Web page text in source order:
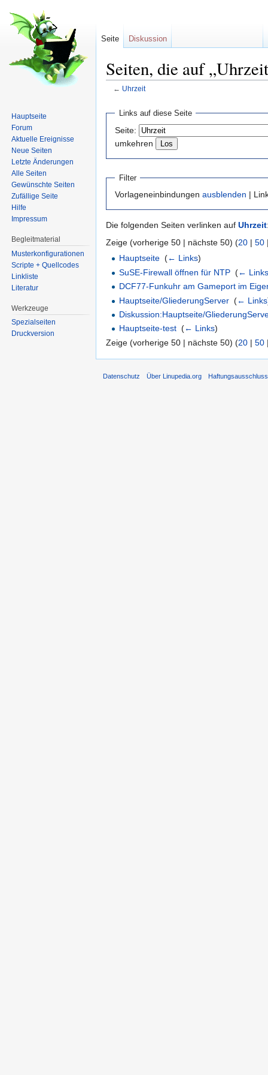
Seiten, die auf
← Uhrzeit
Links auf diese Seite
Seite:
umkehren
Filter
Vorlageneinbindungen ausblenden |
Die folgenden Seiten verlinken auf Uhrzeit
Zeige (vorherige 50 | nächste 50) (20 | 50
Hauptseite ‎(← Links)
SuSE-Firewall öffnen für NTP ‎(←
DCF77-Funkuhr am Gameport im
Hauptseite/GliederungServer ‎(← Links
Diskussion:Hauptseite/
Hauptseite-test ‎(← Links)
Zeige (vorherige 50 | nächste 50) (20 | 50
Seite Diskussion
Hauptseite
Forum
Aktuelle Ereignisse
Neue Seiten
Letzte Änderungen
Alle Seiten
Gewünschte Seiten
Zufällige Seite
Hilfe
Impressum
Begleitmaterial
Musterkonfigurationen
Scripte + Quellcodes
Linkliste
Literatur
Werkzeuge
Spezialseiten
Druckversion
Datenschutz Über Linupedia.org Haftungsausschluss